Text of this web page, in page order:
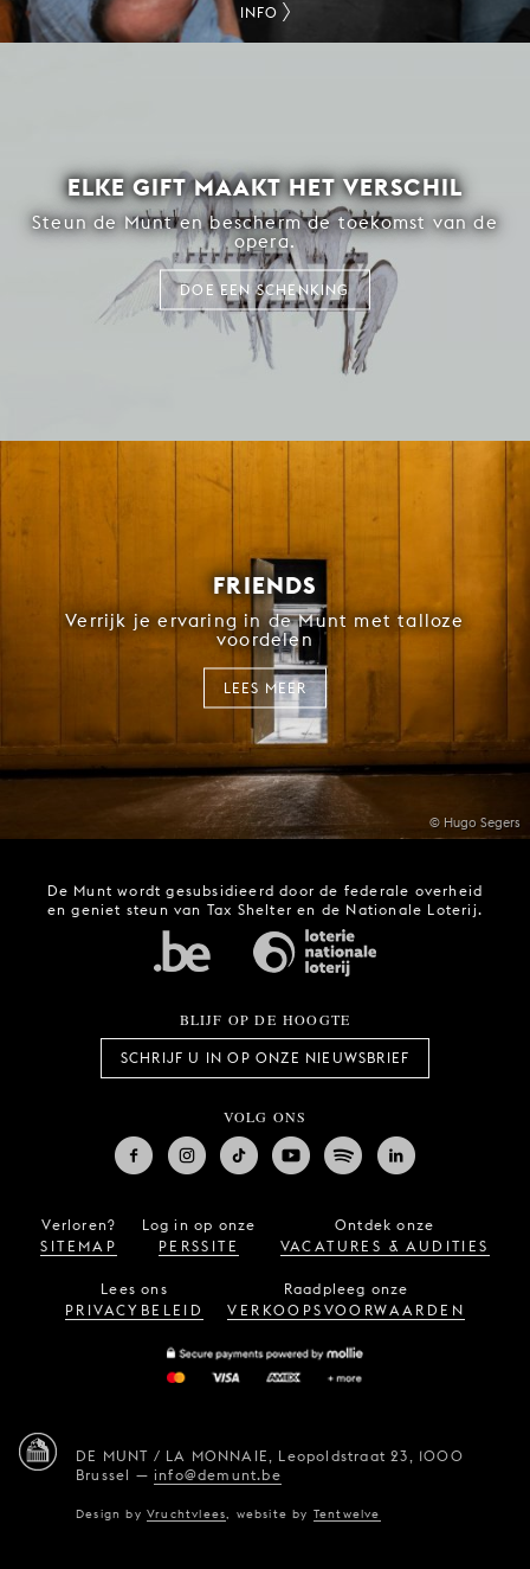
INFO
ELKE GIFT MAAKT HET VERSCHIL
Steun de Munt en bescherm de toekomst van de
opera.
DOE EEN SCHENKING
© Hugo Segers
FRIENDS
Verrijk je ervaring in de Munt met talloze
voordelen
LEES MEER
De Munt wordt gesubsidieerd door de federale overheid
en geniet steun van Tax Shelter en de Nationale Loterij.
BLIJF OP DE HOOGTE
SCHRIJF U IN OP ONZE NIEUWSBRIEF
VOLG ONS
Verloren?
SITEMAP
Log in op onze
PERSSITE
Ontdek onze
VACATURES & AUDITIES
Lees ons
PRIVACYBELEID
Raadpleeg onze
VERKOOPSVOORWAARDEN
DE MUNT / LA MONNAIE, Leopoldstraat 23,
1000
Brussel —info@demunt.be
Design byVruchtvlees website by Tentwelve